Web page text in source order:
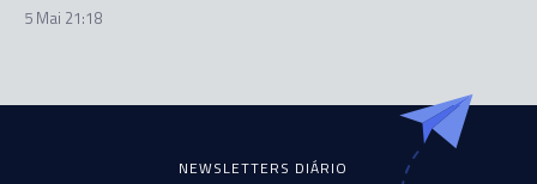
5 Mai 21:18
NEWSLETTERS DIÁRIO